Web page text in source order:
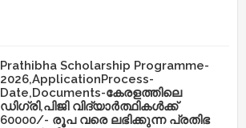
Prathibha Scholarship Programme-
2026,ApplicationProcess-
Date,Documents-കേരളത്തിലെ
ഡിഗ്രി,പിജി വിദ്യാർത്ഥികൾക്ക്
60000/- രൂപ വരെ ലഭിക്കുന്ന പ്രതിഭ